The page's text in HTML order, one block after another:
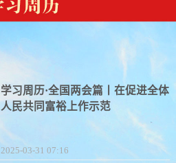
学习周历·全国两会篇丨在促进全体
人民共同富裕上作示范
2025-03-31 07:16